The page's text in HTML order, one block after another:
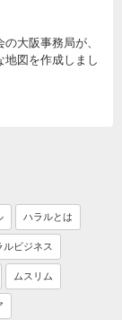
大阪事務局が、
地図を作成しまし
ハラルとは
ルビジネス
ムスリム